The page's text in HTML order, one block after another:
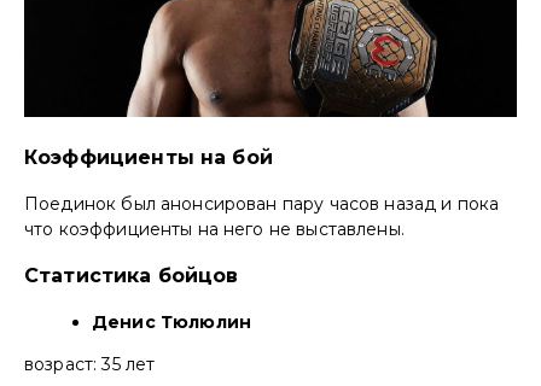
Коэффициенты на бой
Поединок был анонсирован пару часов назад и пока
что коэффициенты на него не выставлены.
Статистика бойцов
Денис Тюлюлин
возраст: 35 лет